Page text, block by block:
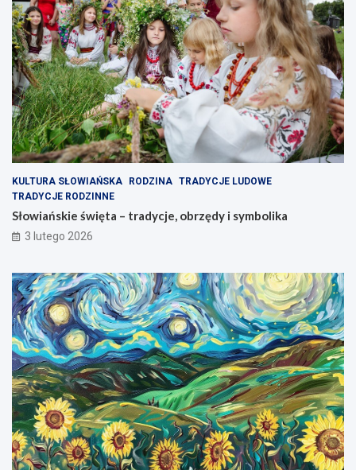
KULTURA SŁOWIAŃSKA RODZINA TRADYCJE LUDOWE
TRADYCJE RODZINNE
Słowiańskie święta – tradycje, obrzędy i symbolika
3 lutego 2026